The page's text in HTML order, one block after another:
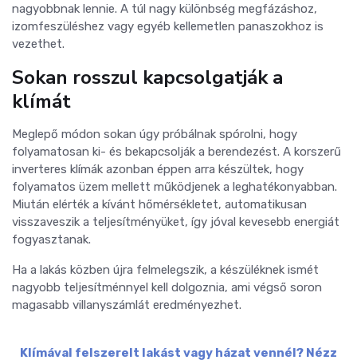
nagyobbnak lennie. A túl nagy különbség megfázáshoz,
izomfeszüléshez vagy egyéb kellemetlen panaszokhoz is
vezethet.
Sokan rosszul kapcsolgatják a
klímát
Meglepő módon sokan úgy próbálnak spórolni, hogy
folyamatosan ki- és bekapcsolják a berendezést. A korszerű
inverteres klímák azonban éppen arra készültek, hogy
folyamatos üzem mellett működjenek a leghatékonyabban.
Miután elérték a kívánt hőmérsékletet, automatikusan
visszaveszik a teljesítményüket, így jóval kevesebb energiát
fogyasztanak.
Ha a lakás közben újra felmelegszik, a készüléknek ismét
nagyobb teljesítménnyel kell dolgoznia, ami végső soron
magasabb villanyszámlát eredményezhet.
Klímával felszerelt lakást vagy házat vennél? Nézz